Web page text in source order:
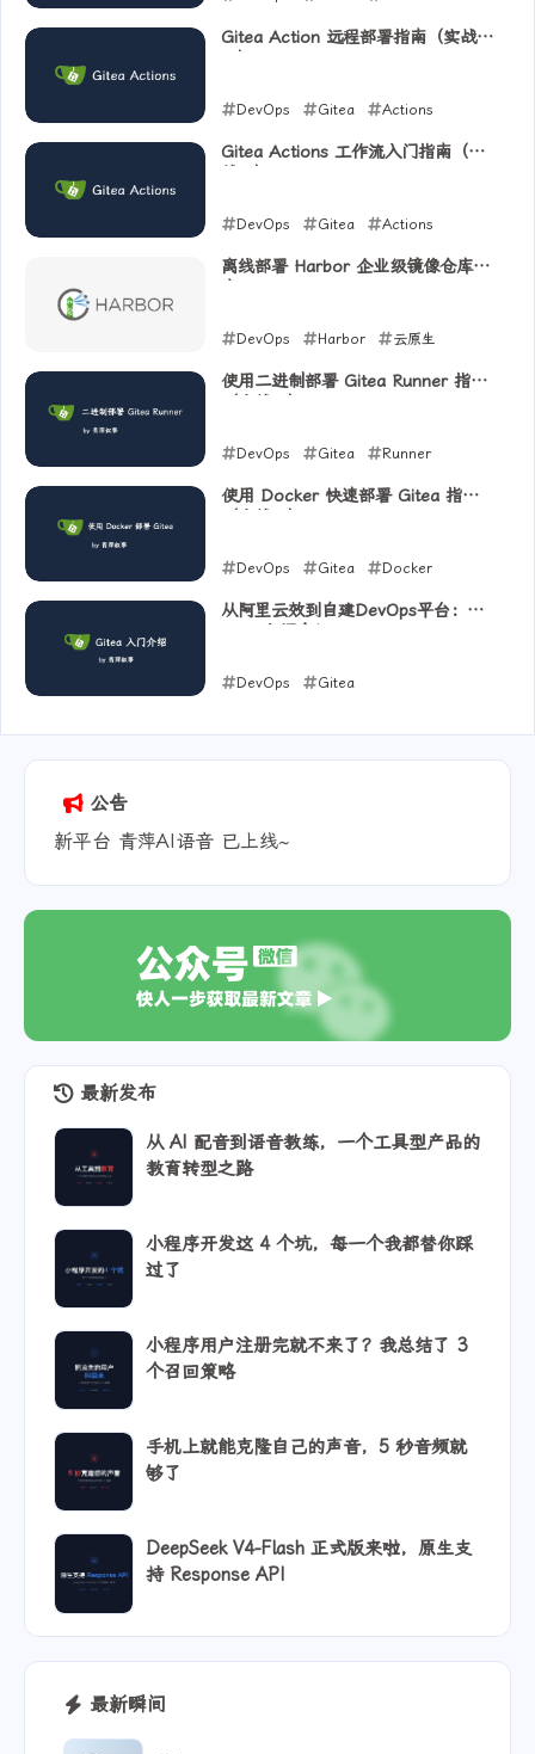
2025-07-22
Gitea Action 远程部署指南（实战
DevOps Gitea Actions
2025-07-21
Gitea Actions 工作流入门指南（实
DevOps Gitea Actions
2025-07-19
离线部署 Harbor 企业级镜像仓库指
DevOps Harbor 云原生
2025-07-18
使用二进制部署 Gitea Runner 指南
DevOps Gitea Runner
2025-07-17
使用 Docker 快速部署 Gitea 指南
DevOps Gitea Docker
2025-07-15
从阿里云效到自建DevOps平台：
DevOps Gitea
公告
新平台 青萍AI语音 已上线~
最新发布
从 AI 配音到语音教练，一个工具型产品的
教育转型之路
小程序开发这 4 个坑，每一个我都替你踩
过了
小程序用户注册完就不来了？我总结了 3
个召回策略
手机上就能克隆自己的声音，5 秒音频就
够了
DeepSeek V4-Flash 正式版来啦，原生支
持 Response API
最新瞬间